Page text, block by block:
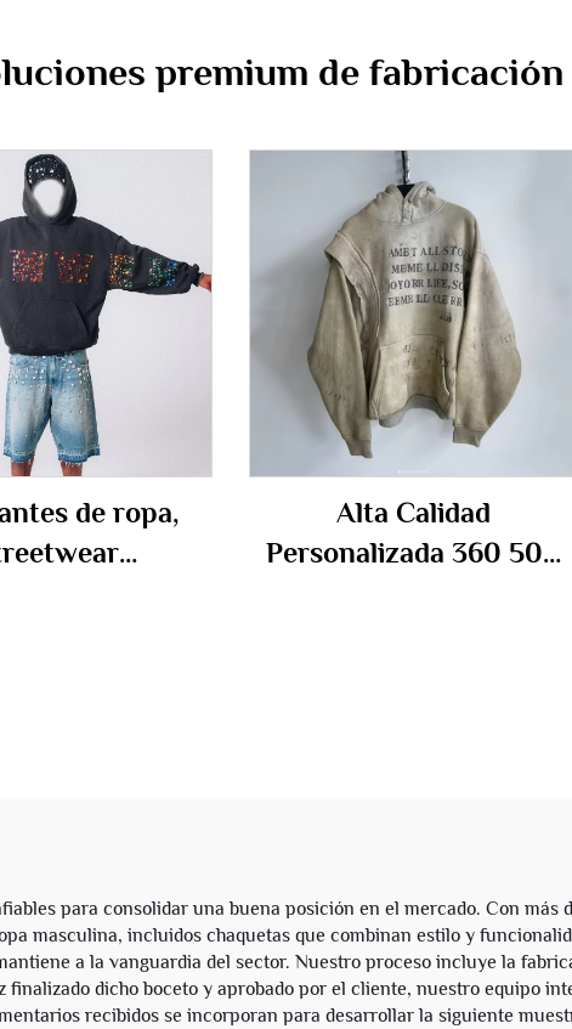
premium de fabricación
de ropa,
Alta Calidad
Personalizada 360 500
para consolidar una buena posición en el mercado. Con más
masculina, incluidos chaquetas que combinan estilo y
a la vanguardia del sector. Nuestro proceso incluye la
dicho boceto y aprobado por el cliente, nuestro equipo
recibidos se incorporan para desarrollar la siguiente